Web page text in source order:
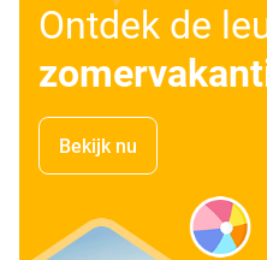
Ontdek de
Bekijk nu